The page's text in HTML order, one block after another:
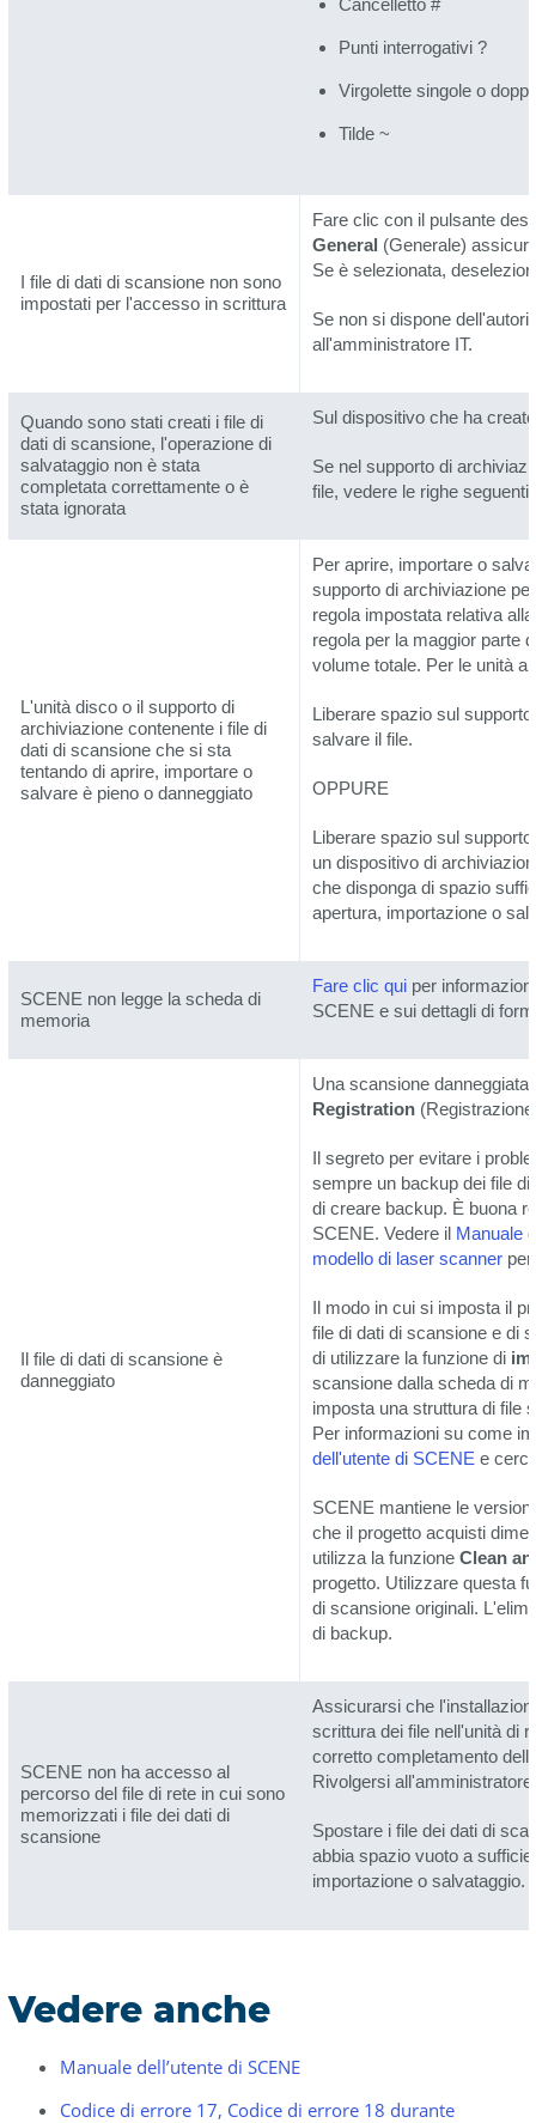
Cancelletto #
Punti interrogativi ?
Virgolette singole o
Tilde ~
I file di dati di scansione non sono
impostati per l'accesso in scrittura
Fare clic con il pulsante
General (Generale)
Se è selezionata,
Se non si dispone
all'amministratore IT.
Quando sono stati creati i file di
dati di scansione, l'operazione di
salvataggio non è stata
completata correttamente o è
stata ignorata
Sul dispositivo che ha
Se nel supporto di
file, vedere le righe
L'unità disco o il supporto di
archiviazione contenente i file di
dati di scansione che si sta
tentando di aprire, importare o
salvare è pieno o danneggiato
Per aprire, importare o
supporto di archiviazione
regola impostata relativa
regola per la maggior parte
volume totale. Per le unità a
Liberare spazio sul
salvare il file.
OPPURE
Liberare spazio sul
un dispositivo di
che disponga di spazio
apertura, importazione o
SCENE non legge la scheda di
memoria
Fare clic quiper
SCENE e sui dettagli di
Il file di dati di scansione è
danneggiato
Una scansione
Registration
Il segreto per evitare i
sempre un backup dei file
di creare backup. È buona
SCENE. Vedere il Manuale
modello di laser scannerper
Il modo in cui si imposta il
file di dati di scansione e di
di utilizzare la funzione di
scansione dalla scheda di
imposta una struttura di file
Per informazioni su come
dell'utente di SCENE e
SCENE mantiene le
che il progetto acquisti
utilizza la funzione Clean
progetto. Utilizzare questa
di scansione originali.
di backup.
SCENE non ha accesso al
percorso del file di rete in cui sono
memorizzati i file dei dati di
scansione
Assicurarsi che
scrittura dei file nell'unità di
corretto completamento
Rivolgersi
Spostare i file dei dati di
abbia spazio vuoto a
importazione o salvataggio.
Vedere anche
Manuale dell’utente di SCENE
Codice di errore 17, Codice di errore 18 durante